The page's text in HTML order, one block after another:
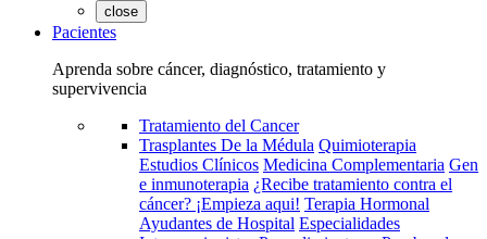
close
Pacientes
Aprenda sobre cáncer, diagnóstico, tratamiento y
supervivencia
Tratamiento del Cancer
Trasplantes De la Médula Quimioterapia
Estudios Clínicos Medicina Complementaria Gen
e inmunoterapia ¿Recibe tratamiento contra el
cáncer? ¡Empieza aqui! Terapia Hormonal
Ayudantes de Hospital Especialidades